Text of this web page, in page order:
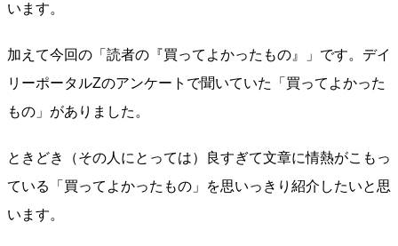
います。
加えて今回の「読者の『買ってよかったもの』」です。デイ
リーポータルZのアンケートで聞いていた「買ってよかった
もの」がありました。
ときどき（その人にとっては）良すぎて文章に情熱がこもっ
ている「買ってよかったもの」を思いっきり紹介したいと思
います。